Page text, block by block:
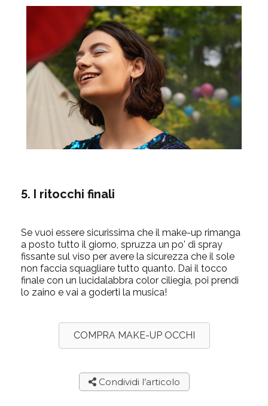
5. I ritocchi finali
Se vuoi essere sicurissima che il make-up rimanga
a posto tutto il giorno, spruzza un po' di spray
fissante sul viso per avere la sicurezza che il sole
non faccia squagliare tutto quanto. Dai il tocco
finale con un lucidalabbra color ciliegia, poi prendi
lo zaino e vai a goderti la musica!
COMPRA MAKE-UP OCCHI
Condividi l’articolo